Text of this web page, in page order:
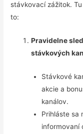
stávkovací zážitok.
to:
Pravidelne
stávkových
Stávkové
akcie a
kanálov.
Prihláste sa
informovaní